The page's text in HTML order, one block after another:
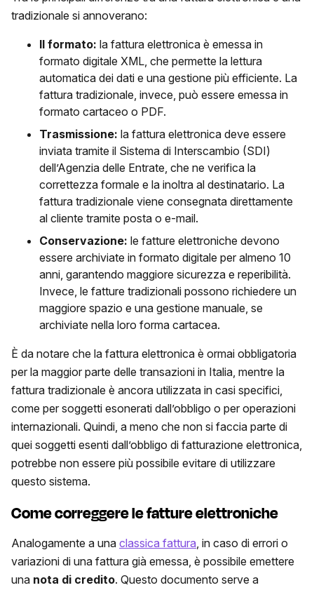
tradizionale si annoverano:
Il formato: la fattura elettronica è emessa in
formato digitale XML, che permette la lettura
automatica dei dati e una gestione più efficiente. La
fattura tradizionale, invece, può essere emessa in
formato cartaceo o PDF.
Trasmissione: la fattura elettronica deve essere
inviata tramite il Sistema di Interscambio (SDI)
dell’Agenzia delle Entrate, che ne verifica la
correttezza formale e la inoltra al destinatario. La
fattura tradizionale viene consegnata direttamente
al cliente tramite posta o e-mail.
Conservazione: le fatture elettroniche devono
essere archiviate in formato digitale per almeno 10
anni, garantendo maggiore sicurezza e reperibilità.
Invece, le fatture tradizionali possono richiedere un
maggiore spazio e una gestione manuale, se
archiviate nella loro forma cartacea.
È da notare che la fattura elettronica è ormai obbligatoria
per la maggior parte delle transazioni in Italia, mentre la
fattura tradizionale è ancora utilizzata in casi specifici,
come per soggetti esonerati dall’obbligo o per operazioni
internazionali. Quindi, a meno che non si faccia parte di
quei soggetti esenti dall’obbligo di fatturazione elettronica,
potrebbe non essere più possibile evitare di utilizzare
questo sistema.
Come correggere le fatture elettroniche
Analogamente a una classica fattura, in caso di errori o
variazioni di una fattura già emessa, è possibile emettere
una nota di credito. Questo documento serve a